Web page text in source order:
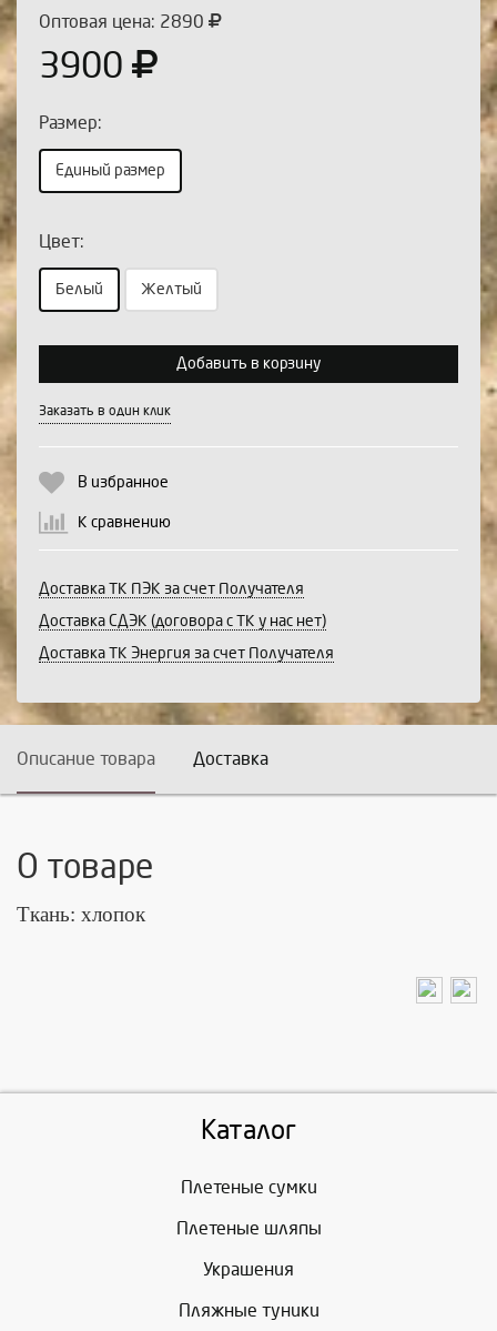
Оптовая цена: 2890
3900
Размер:
Единый размер
Цвет:
Белый Желтый
Выберите количество:
Добавить в корзину
Заказать в один клик
В избранное
К сравнению
Доставка ТК ПЭК за счет Получателя
Доставка СДЭК (договора с ТК у нас нет)
Доставка ТК Энергия за счет Получателя
Описание товара Доставка
О товаре
Ткань: хлопок
Каталог
Плетеные сумки
Плетеные шляпы
Украшения
Пляжные туники